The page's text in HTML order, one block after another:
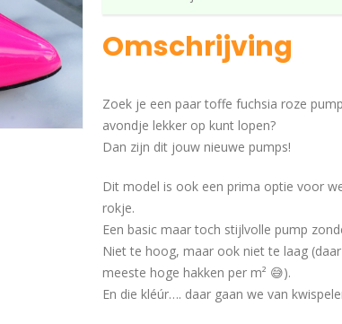
Omschrijving
Zoek je een paar toffe fuchsia roze
avondje lekker op kunt lopen?
Dan zijn dit jouw nieuwe pumps!
Dit model is ook een prima optie voor
rokje.
Een basic maar toch stijlvolle pump
Niet te hoog, maar ook niet te laag
meeste hoge hakken per m² 😅).
En die kléúr…. daar gaan we van